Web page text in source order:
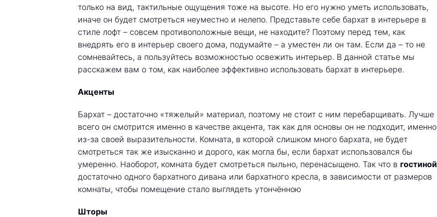
только на вид, тактильные ощущения тоже на высоте. Но его нужно уметь использовать,
иначе он будет смотреться неуместно и нелепо. Представьте себе бархат в интерьере в
стиле лофт – совсем противоположные вещи, не находите? Поэтому перед тем, как
внедрять его в интерьер своего дома, подумайте – а уместен ли он там. Если да – то не
сомневайтесь, а пользуйтесь возможностью освежить интерьер. В данной статье мы
расскажем вам о том, как наиболее эффективно использовать бархат в интерьере.
Акценты
Бархат – достаточно «тяжелый» материал, поэтому не стоит с ним перебарщивать. Лучше
всего он смотрится именно в качестве акцента, так как для основы он не подходит, именно
из-за своей выразительности. Комната, в которой слишком много бархата, не будет
смотреться так же изысканно и дорого, как могла бы, если бархат использовался бы
умеренно. Наоборот, комната будет смотреться пыльно, перенасыщено. Так что в гостиной
достаточно одного бархатного дивана или бархатного кресла, в зависимости от размеров
комнаты, чтобы помещение стало выглядеть утончённою
Шторы